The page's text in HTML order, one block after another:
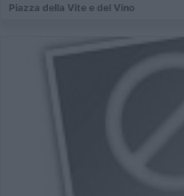
Piazza della Vite e del Vino